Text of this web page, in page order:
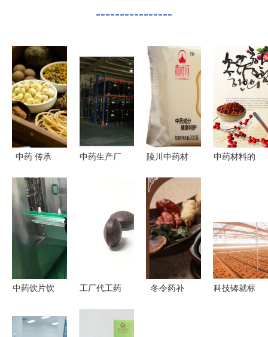
----------------
中药 传承
智慧
中药生产厂
陵川中药材
瑰宝与传承
中药材料的
的瑰宝
中药饮片饮
现代中药的
工厂代工药
提取物压片
冬令药补
科技铸就标